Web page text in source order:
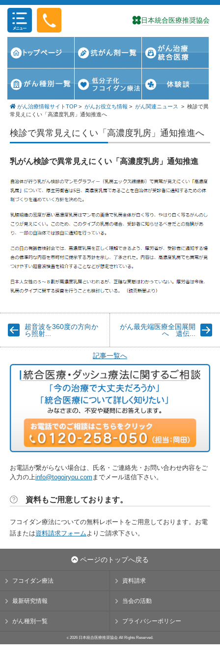
コンテンツに移動
がん治療情報サイトTOP >がんお役立ち情報 >がん関連ニュース >検診で異
常見えにくい「高濃度乳房」通知推進へ
検診で異常見えにくい「高濃度乳房」通知推進へ
乳がん検診で異常見えにくい「高濃度乳房」通知推進
超音波を360度の方向か
ら照射...
がん最先端医療全国展開
へ 遺伝...
記事一覧へ
お電話が繋がらない場合は、氏名・ご連絡先・お問い合わせ内容をご
入力の上info@togoiryou.com までメール送信下さい。
資料もご用意しております。
フコイダン療法についての無料レポートをご用意しております。お電
話または資料請求フォームよりご請求下さい。
ページのトップへ戻る
フコイダン療法 資料請求
最新研究情報 当会の活動
がん種別一覧 プライバシーポリシー
c 2026 日本統合医療推奨協会 All Rights Reserved.